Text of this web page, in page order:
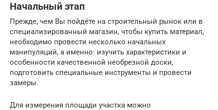
Начальный этап
Прежде, чем Вы пойдёте на строительный рынок или в
специализированный магазин, чтобы купить материал,
необходимо провести несколько начальных
манипуляций, а именно: изучить характеристики и
особенности качественной необрезной доски,
подготовить специальные инструменты и провести
замеры.
Для измерения площади участка можно